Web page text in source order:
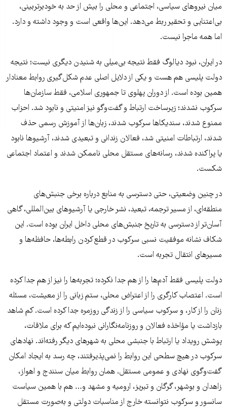
میان نیروهای سیاسی، اجتماعی و محلی را بیش از حد به خودبرتربینی،
بی‌اعتنایی و تحقیر ربط می‌دهد. این‌ها واقعی است و وجود داشته و دارد.
اما همه ماجرا نیست.
در ایران، نبود دیالوگ فقط نتیجه بی‌میلی به شنیدن دیگری نیست؛ نتیجه
دولت پلیسی هم هست و یکی از دلایل اصلی عدم شکل‌گیری روابط معنادار
همین بوده است. از دوران پهلوی تا جمهوری اسلامی، فقط سازمان‌ها
سرکوب نشدند؛ زیرساخت ارتباط و گفت‌وگو نیز امنیتی و نابود شد. احزاب
ممنوع شدند، سندیکاها سرکوب شدند، زبان‌ها از آموزش رسمی حذف
شدند، ارتباطات امنیتی شد، فعالان زندانی و تبعیدی شدند، آرشیوها نابود
یا پراکنده شدند، رسانه‌های مستقل محلی ناممکن شدند و اعتماد اجتماعی
شکست.
در چنین وضعیتی، حتی دسترسی به منابع درباره برخی جنبش‌های
منطقه‌ای، از مسیر ترجمه، تبعید، نشر خارجی یا آرشیوهای بین‌المللی، گاهی
آسان‌تر از دسترسی به تاریخ جنبش‌های محلی داخل ایران بوده است. این
شکاف نشانه موفقیت نسبی سرکوب در قطع‌کردن رابطه‌ها، حافظه‌ها و
مسیرهای انتقال تجربه است.
دولت پلیسی فقط آدم‌ها را از هم جدا نکرده؛ تجربه‌ها را نیز از هم جدا کرده
است. اعتصاب کارگری را از اعتراض محلی، ستم زبانی را از معیشت، مسئله
زنان را از کار، و سرکوب سیاسی را از زندگی روزمره جدا کرده است. کم شاهد
بازداشت یا مؤاخذه فعالان و روزنامه‌نگارانی نبوده‌ایم که برای ملاقات،
پوشش رویداد یا ارتباط با جنبشی محلی به شهرهای دیگر رفته‌اند. نهادهای
سرکوب در هیچ سطحی این روابط را نمی‌پذیرفتند، چه رسد به ایجاد امکان
گفت‌وگوی نهادی و عمومی مستقل. همان روابط میان سنندج و اهواز،
زاهدان و بوشهر، گرگان و تبریز، ارومیه و مشهد و… هم با همین سیاست
سانسور و سرکوب نتوانسته خارج از مناسبات دولتی و به‌صورت مستقل